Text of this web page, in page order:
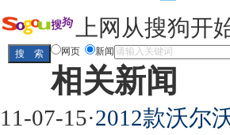
上网从搜狗开
网页 新闻
相关新闻
11-07-15·2012款沃尔